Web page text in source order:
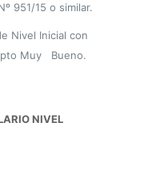
951/15 o similar.
Nivel Inicial con
Muy Bueno.
NIVEL